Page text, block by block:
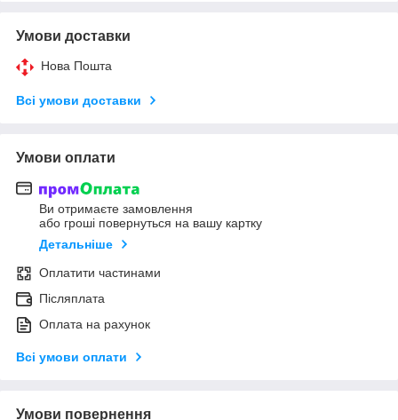
Умови доставки
Нова Пошта
Всі умови доставки
Умови оплати
Ви отримаєте замовлення
або гроші повернуться на вашу картку
Детальніше
Оплатити частинами
Післяплата
Оплата на рахунок
Всі умови оплати
Умови повернення